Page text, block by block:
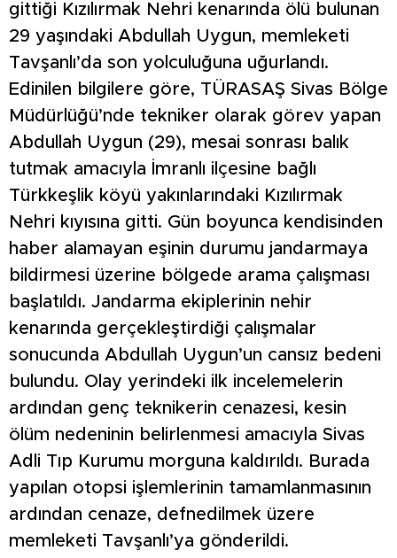
gittiği Kızılırmak Nehri kenarında ölü bulunan
29 yaşındaki Abdullah Uygun, memleketi
Tavşanlı’da son yolculuğuna uğurlandı.
Edinilen bilgilere göre, TÜRASAŞ Sivas Bölge
Müdürlüğü’nde tekniker olarak görev yapan
Abdullah Uygun (29), mesai sonrası balık
tutmak amacıyla İmranlı ilçesine bağlı
Türkkeşlik köyü yakınlarındaki Kızılırmak
Nehri kıyısına gitti. Gün boyunca kendisinden
haber alamayan eşinin durumu jandarmaya
bildirmesi üzerine bölgede arama çalışması
başlatıldı. Jandarma ekiplerinin nehir
kenarında gerçekleştirdiği çalışmalar
sonucunda Abdullah Uygun’un cansız bedeni
bulundu. Olay yerindeki ilk incelemelerin
ardından genç teknikerin cenazesi, kesin
ölüm nedeninin belirlenmesi amacıyla Sivas
Adli Tıp Kurumu morguna kaldırıldı. Burada
yapılan otopsi işlemlerinin tamamlanmasının
ardından cenaze, defnedilmek üzere
memleketi Tavşanlı’ya gönderildi.